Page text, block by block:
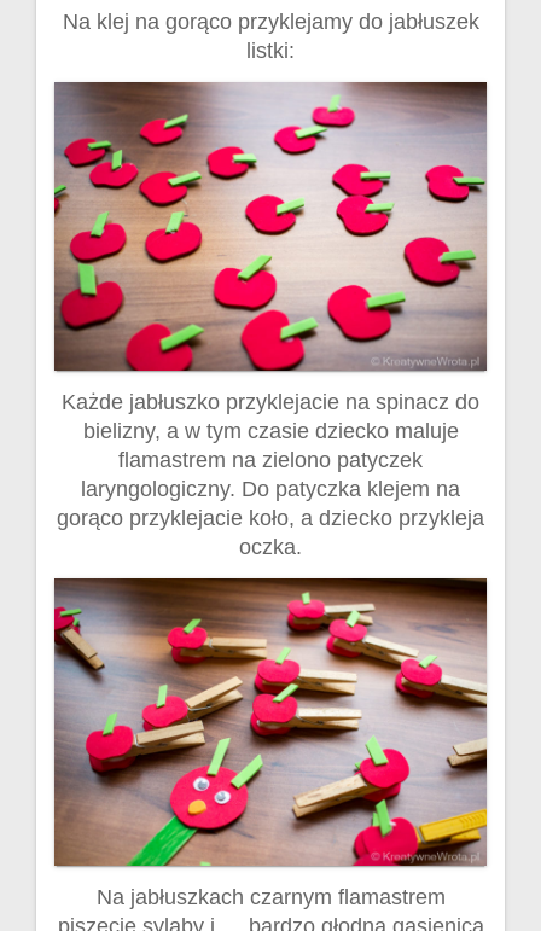
Na klej na gorąco przyklejamy do jabłuszek
listki:
Każde jabłuszko przyklejacie na spinacz do
bielizny, a w tym czasie dziecko maluje
flamastrem na zielono patyczek
laryngologiczny. Do patyczka klejem na
gorąco przyklejacie koło, a dziecko przykleja
oczka.
Na jabłuszkach czarnym flamastrem